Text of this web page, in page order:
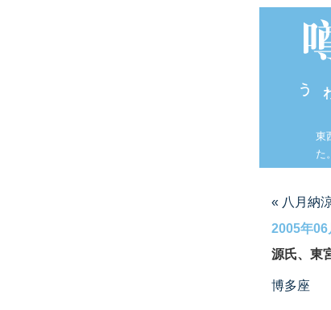
東
た
« 八月納
2005年06
源氏、東
博多座